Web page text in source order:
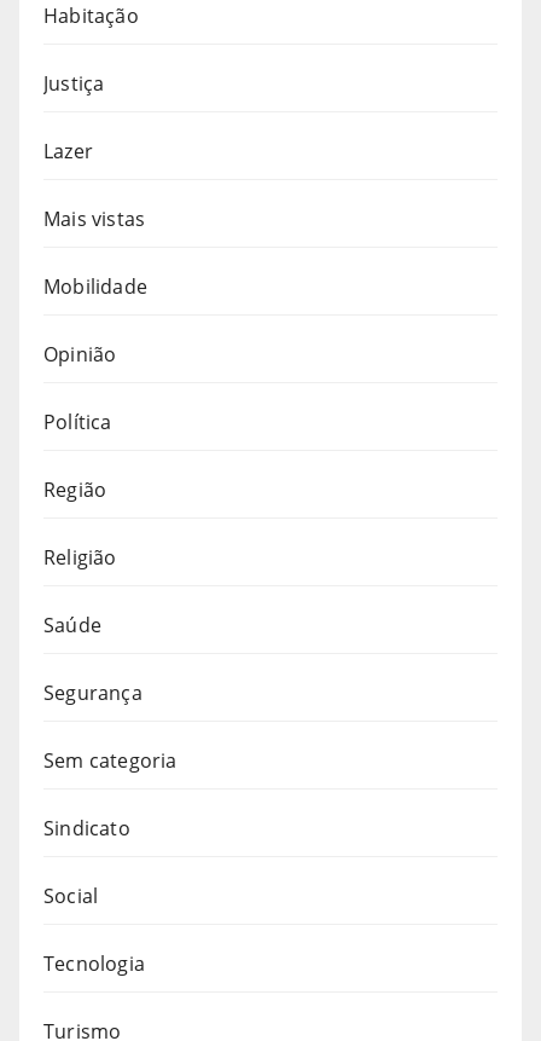
Habitação
Justiça
Lazer
Mais vistas
Mobilidade
Opinião
Política
Região
Religião
Saúde
Segurança
Sem categoria
Sindicato
Social
Tecnologia
Turismo